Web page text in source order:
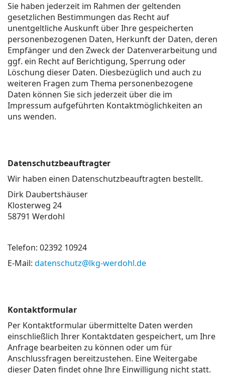
Sie haben jederzeit im Rahmen der geltenden
gesetzlichen Bestimmungen das Recht auf
unentgeltliche Auskunft über Ihre gespeicherten
personenbezogenen Daten, Herkunft der Daten, deren
Empfänger und den Zweck der Datenverarbeitung und
ggf. ein Recht auf Berichtigung, Sperrung oder
Löschung dieser Daten. Diesbezüglich und auch zu
weiteren Fragen zum Thema personenbezogene
Daten können Sie sich jederzeit über die im
Impressum aufgeführten Kontaktmöglichkeiten an
uns wenden.
Datenschutzbeauftragter
Wir haben einen Datenschutzbeauftragten bestellt.
Dirk Daubertshäuser
Klosterweg 24
58791 Werdohl
Telefon: 02392 10924
E-Mail: datenschutz@lkg-werdohl.de
Kontaktformular
Per Kontaktformular übermittelte Daten werden
einschließlich Ihrer Kontaktdaten gespeichert, um Ihre
Anfrage bearbeiten zu können oder um für
Anschlussfragen bereitzustehen. Eine Weitergabe
dieser Daten findet ohne Ihre Einwilligung nicht statt.